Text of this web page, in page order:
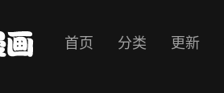
首页 分类 更新